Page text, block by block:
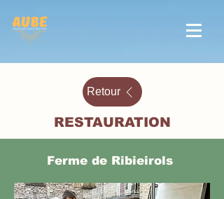
Retour
RESTAURATION
Ferme de Ribieirols